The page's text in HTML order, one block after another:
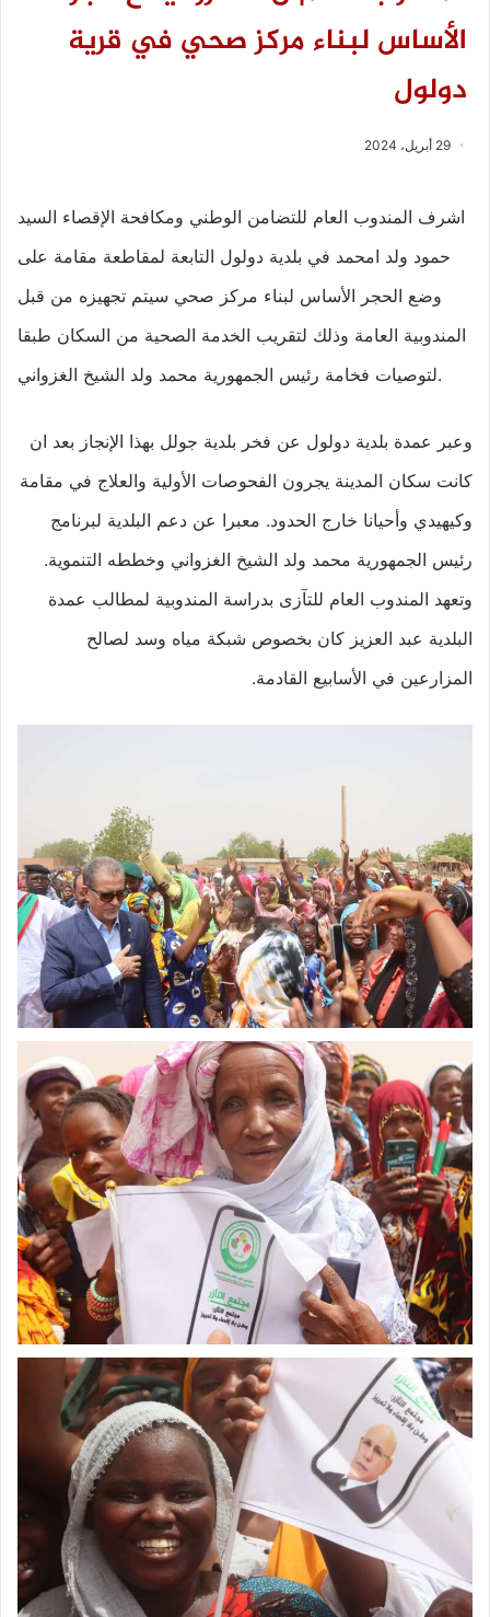
الأساس لبناء مركز صحي في قرية
دولول
29 أبريل، 2024
اشرف المندوب العام للتضامن الوطني ومكافحة الإقصاء السيد
حمود ولد امحمد في بلدية دولول التابعة لمقاطعة مقامة على
وضع الحجر الأساس لبناء مركز صحي سيتم تجهيزه من قبل
المندوبية العامة وذلك لتقريب الخدمة الصحية من السكان طبقا
لتوصيات فخامة رئيس الجمهورية محمد ولد الشيخ الغزواني.
وعبر عمدة بلدية دولول عن فخر بلدية جولل بهذا الإنجاز بعد ان
كانت سكان المدينة يجرون الفحوصات الأولية والعلاج في مقامة
وكيهيدي وأحيانا خارج الحدود. معبرا عن دعم البلدية لبرنامج
رئيس الجمهورية محمد ولد الشيخ الغزواني وخططه التنموية.
وتعهد المندوب العام للتآزى بدراسة المندوبية لمطالب عمدة
البلدية عبد العزيز كان بخصوص شبكة مياه وسد لصالح
المزارعين في الأسابيع القادمة.